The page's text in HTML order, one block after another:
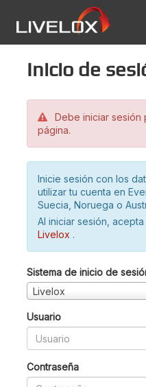
Inicio de
Debe iniciar sesión
página.
Inicie sesión con los
utilizar tu cuenta en
Suecia, Noruega o
Al iniciar sesión, acepta
Livelox .
Sistema de inicio de
Livelox
Usuario
Contraseña